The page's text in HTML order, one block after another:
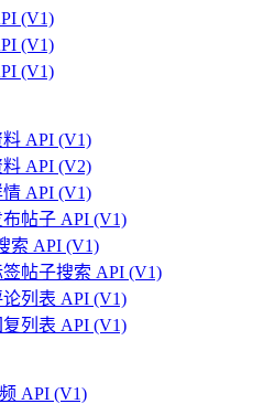
(V1)
(V1)
(V1)
料 API (V1)
料 API (V2)
情 API (V1)
布帖子 API (V1)
索 API (V1)
签帖子搜索 API (V1)
论列表 API (V1)
复列表 API (V1)
API (V1)